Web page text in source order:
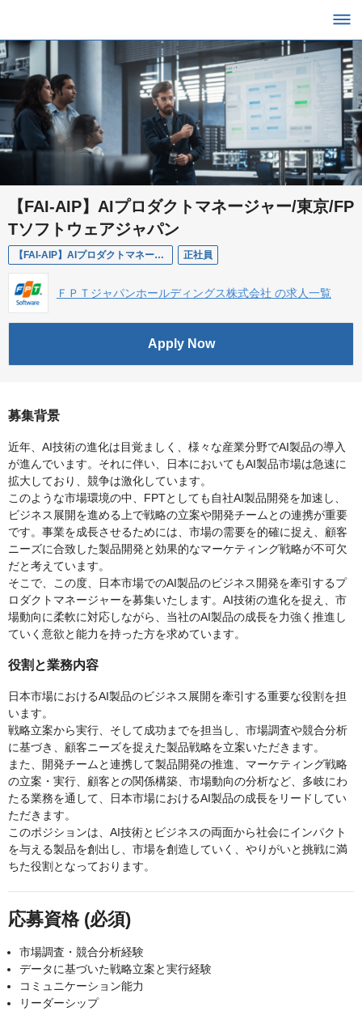
【FAI-AIP】AIプロダクトマネージャー/東京/FP
Tソフトウェアジャパン
【FAI-AIP】AIプロダクトマネージャー/東京/FPTソフトウェアジャパン 正社員
ＦＰＴジャパンホールディングス株式会社 の求人一覧
Apply Now
募集背景
近年、AI技術の進化は目覚ましく、様々な産業分野でAI製品の導入
が進んでいます。それに伴い、日本においてもAI製品市場は急速に
拡大しており、競争は激化しています。
このような市場環境の中、FPTとしても自社AI製品開発を加速し、
ビジネス展開を進める上で戦略の立案や開発チームとの連携が重要
です。事業を成長させるためには、市場の需要を的確に捉え、顧客
ニーズに合致した製品開発と効果的なマーケティング戦略が不可欠
だと考えています。
そこで、この度、日本市場でのAI製品のビジネス開発を牽引するプ
ロダクトマネージャーを募集いたします。AI技術の進化を捉え、市
場動向に柔軟に対応しながら、当社のAI製品の成長を力強く推進し
ていく意欲と能力を持った方を求めています。
役割と業務内容
日本市場におけるAI製品のビジネス展開を牽引する重要な役割を担
います。
戦略立案から実行、そして成功までを担当し、市場調査や競合分析
に基づき、顧客ニーズを捉えた製品戦略を立案いただきます。
また、開発チームと連携して製品開発の推進、マーケティング戦略
の立案・実行、顧客との関係構築、市場動向の分析など、多岐にわ
たる業務を通して、日本市場におけるAI製品の成長をリードしてい
ただきます。
このポジションは、AI技術とビジネスの両面から社会にインパクト
を与える製品を創出し、市場を創造していく、やりがいと挑戦に満
ちた役割となっております。
応募資格 (必須)
市場調査・競合分析経験
データに基づいた戦略立案と実行経験
コミュニケーション能力
リーダーシップ